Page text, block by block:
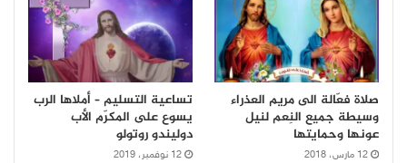
صلاة فعّالة الى مريم العذراء
وسيطة جميع النِعم لنيل
عونها وحمايتها
12 مارس، 2018
تساعية التسليم – أملاها الرب
يسوع على المكرّم الأب
دوليندو روتولو
12 نوفمبر، 2019